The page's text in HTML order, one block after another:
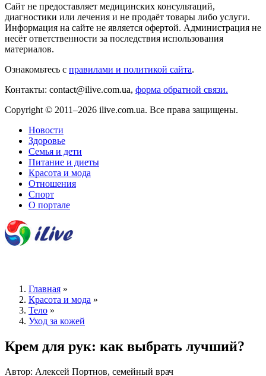
Сайт не предоставляет медицинских консультаций,
диагностики или лечения и не продаёт товары либо услуги.
Информация на сайте не является офертой. Администрация не
несёт ответственности за последствия использования
материалов.
Ознакомьтесь с правилами и политикой сайта.
Контакты: contact@ilive.com.ua, форма обратной связи.
Copyright © 2011–2026 ilive.com.ua. Все права защищены.
Новости
Здоровье
Семья и дети
Питание и диеты
Красота и мода
Отношения
Спорт
О портале
Главная »
Красота и мода »
Тело »
Уход за кожей
Крем для рук: как выбрать лучший?
Автор: Алексей Портнов, семейный врач